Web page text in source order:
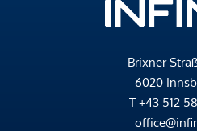
Brixner
6020
T +43 512